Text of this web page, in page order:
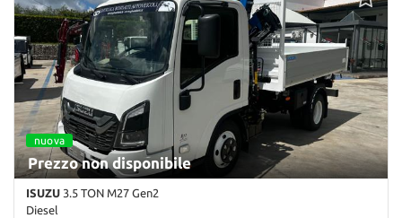
Controllo trazione • ESP • Fendinebbia • Filtro antiparticolato •
Immobilizzatore elettronico • Servosterzo
nuova
Prezzo non disponibile
ISUZU 3.5 TON M27 Gen2
Diesel